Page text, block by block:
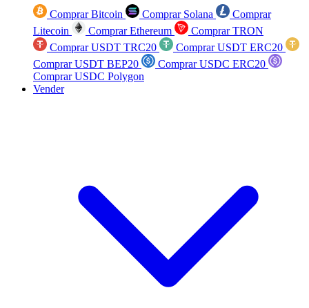
Comprar Bitcoin Comprar Solana
Comprar
Litecoin
Comprar Ethereum
Comprar TRON
Comprar USDT TRC20
Comprar USDT ERC20
Comprar USDT BEP20
Comprar USDC ERC20
Comprar USDC Polygon
Vender